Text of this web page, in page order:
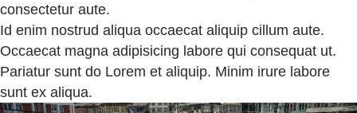
consectetur aute.
Id enim nostrud aliqua occaecat aliquip cillum aute.
Occaecat magna adipisicing labore qui consequat ut.
Pariatur sunt do Lorem et aliquip. Minim irure labore
sunt ex aliqua.